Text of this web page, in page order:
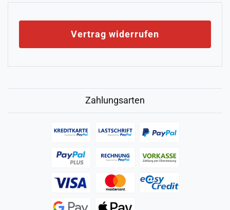
Vertrag widerrufen
Zahlungsarten